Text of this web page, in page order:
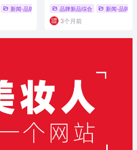
# 新品发布
新闻-品牌新品 # 品牌新品综合 # 彩妆 # 眼线
品牌新品综合 新闻-品牌新
3个月前